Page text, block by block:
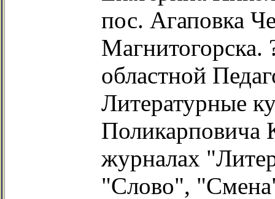
пос. Агаповка
Магнитогорска.
областной
Литературные
Поликарповича
журналах
"Слово",